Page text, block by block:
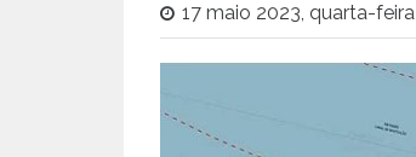
17 maio 2023, quarta-feira